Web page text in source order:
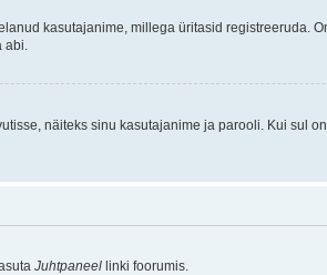
kasutajanime, millega üritasid registreeruda.
abi.
näiteks sinu kasutajanime ja parooli. Kui sul
Juhtpaneel linki foorumis.